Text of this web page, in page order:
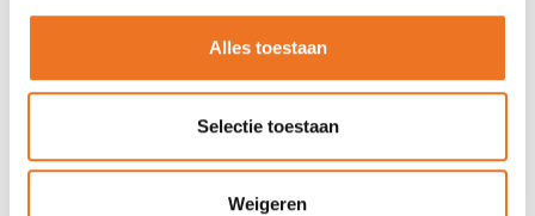
Alles toestaan
Selectie toestaan
Weigeren
Stef Stevens